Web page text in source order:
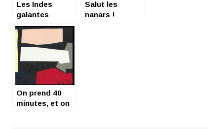
Les Indes
galantes
Salut les
nanars !
On prend 40
minutes, et on